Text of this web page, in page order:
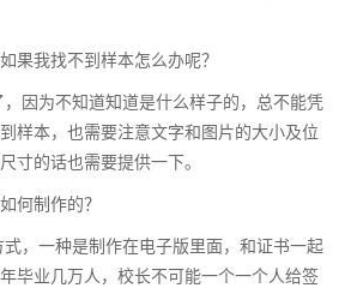
果我找不到样本怎么办呢？
因为不知道知道是什么样子的，总不能凭
样本，也需要注意文字和图片的大小及位
寸的话也需要提供一下。
何制作的？
，一种是制作在电子版里面，和证书一起
毕业几万人，校长不可能一个一个人给签